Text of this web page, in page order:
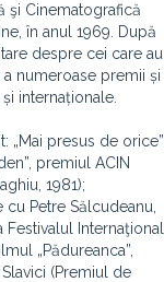
şi Cinematografică
în anul 1969. După
despre cei care au
numeroase premii și
internaționale.
„Mai presus de orice”
premiul ACIN
1981);
Petre Sălcudeanu,
Festivalul Internaţional
„Pădureanca”,
(Premiul de